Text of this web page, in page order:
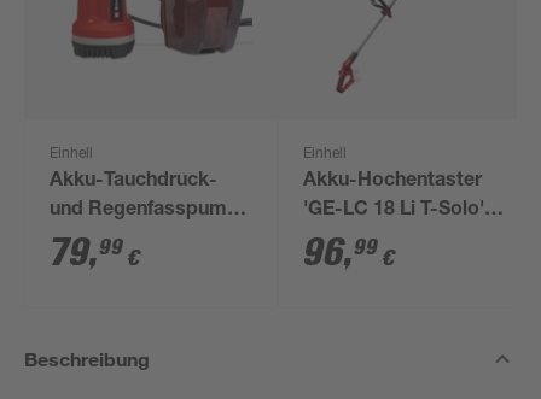
Einhell
Akku-Tauchdruck-
und Regenfasspumpe
'GE-PP 18 RB Li'
Power X-Change 18
79,99 €
Einhell
Akku-Hochentaster
'GE-LC 18 Li T-Solo'
ohne Akku 18 V 20 cm
96,99 €
Beschreibung